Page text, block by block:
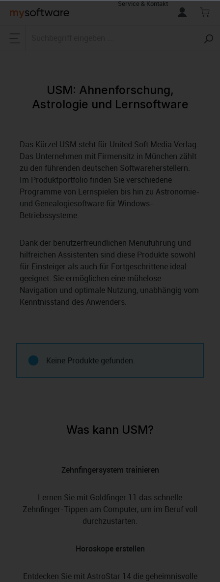
springen
Service & Kontakt
USM: Ahnenforschung,
Astrologie und Lernsoftware
Das Kürzel USM steht für United Soft Media Verlag.
Das Unternehmen mit Firmensitz in München zählt
zu den führenden deutschen Softwareherstellern.
Im Produktportfolio finden Sie verschiedene
Programme von Lernspielen bis hin zu Astronomie-
und Genealogiesoftware für Windows-
Betriebssysteme.
Dank der benutzerfreundlichen Menüführung und
hilfreichen Assistenten sind diese Produkte sowohl
für Einsteiger als auch für Fortgeschrittene ideal
geeignet. Sie ermöglichen eine mühelose
Navigation und optimale Nutzung, unabhängig vom
Kenntnisstand des Anwenders.
Keine Produkte gefunden.
Was kann USM?
Zehnfingersystem trainieren
Lernen Sie mit Goldfinger 11 das schnelle
Zehnfinger-Tippen am Computer, um im Beruf voll
durchzustarten.
Horoskope erstellen
Entdecken Sie mit AstroStar 14 die geheimnisvolle